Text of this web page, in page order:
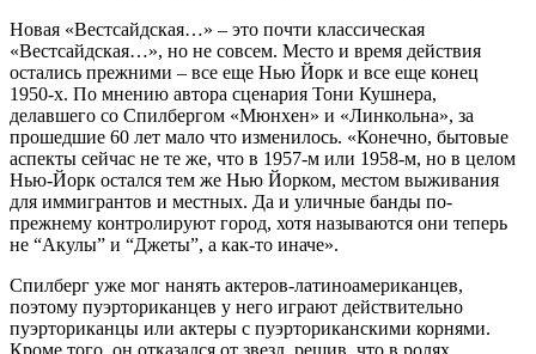
Новая «Вестсайдская…» – это почти классическая
«Вестсайдская…», но не совсем. Место и время действия
остались прежними – все еще Нью Йорк и все еще конец
1950-х. По мнению автора сценария Тони Кушнера,
делавшего со Спилбергом «Мюнхен» и «Линкольна», за
прошедшие 60 лет мало что изменилось. «Конечно, бытовые
аспекты сейчас не те же, что в 1957-м или 1958-м, но в целом
Нью-Йорк остался тем же Нью Йорком, местом выживания
для иммигрантов и местных. Да и уличные банды по-
прежнему контролируют город, хотя называются они теперь
не “Акулы” и “Джеты”, а как-то иначе».
Спилберг уже мог нанять актеров-латиноамериканцев,
поэтому пуэрториканцев у него играют действительно
пуэрториканцы или актеры с пуэрториканскими корнями.
Кроме того, он отказался от звезд, решив, что в ролях